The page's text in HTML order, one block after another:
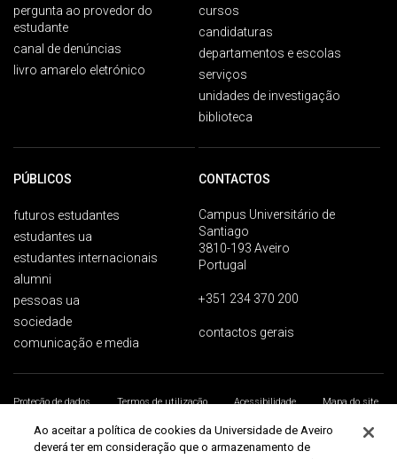
pergunta ao provedor do
estudante
canal de denúncias
livro amarelo eletrónico
cursos
candidaturas
departamentos e escolas
serviços
unidades de investigação
biblioteca
PÚBLICOS
futuros estudantes
estudantes ua
estudantes internacionais
alumni
pessoas ua
sociedade
comunicação e media
CONTACTOS
Campus Universitário de
Santiago
3810-193 Aveiro
Portugal
+351 234 370 200
contactos gerais
Proteção de dados Termos de utilização Acessibilidade
Mapa do site
Universidade de Aveiro 2026
Ao aceitar a política de cookies da Universidade de Aveiro
deverá ter em consideração que o armazenamento de